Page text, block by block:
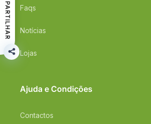
Faqs
Notícias
Lojas
Ajuda e Condições
Contactos
PARTILHAR